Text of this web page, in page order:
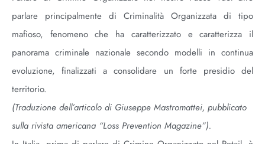
parlare principalmente di Criminalità Organizzata di tipo
mafioso, fenomeno che ha caratterizzato e caratterizza il
panorama criminale nazionale secondo modelli in continua
evoluzione, finalizzati a consolidare un forte presidio del
territorio.
(Traduzione dell’articolo di Giuseppe Mastromattei, pubblicato
sulla rivista americana “Loss Prevention Magazine”).